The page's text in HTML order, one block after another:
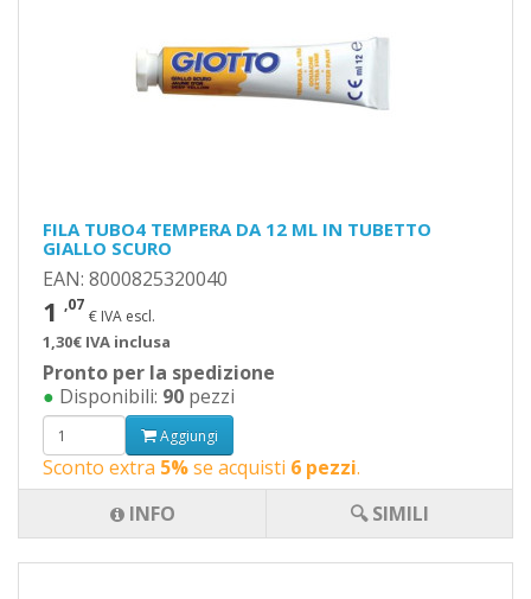
FILA TUBO4 TEMPERA DA 12 ML IN TUBETTO
GIALLO SCURO
EAN: 8000825320040
1 ,07
€ IVA escl.
1,30€ IVA inclusa
Pronto per la spedizione
● Disponibili: 90 pezzi
Aggiungi
Sconto extra 5%se acquisti 6 pezzi.
INFO
🔍 SIMILI